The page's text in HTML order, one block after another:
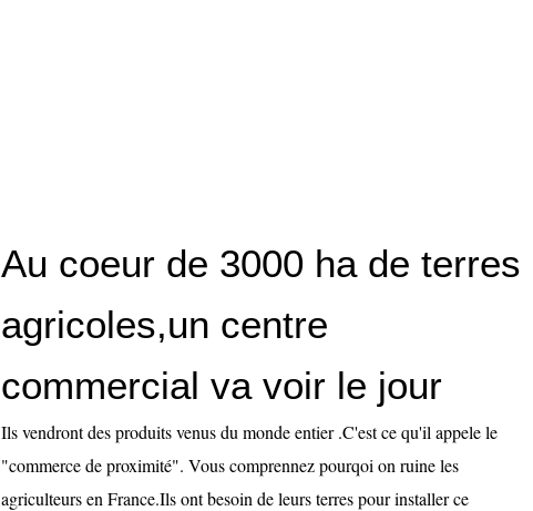
Au coeur de 3000 ha de terres
agricoles,un centre
commercial va voir le jour
Ils vendront des produits venus du monde entier .C'est ce qu'il appele le
"commerce de proximité". Vous comprennez pourqoi on ruine les
agriculteurs en France.Ils ont besoin de leurs terres pour installer ce